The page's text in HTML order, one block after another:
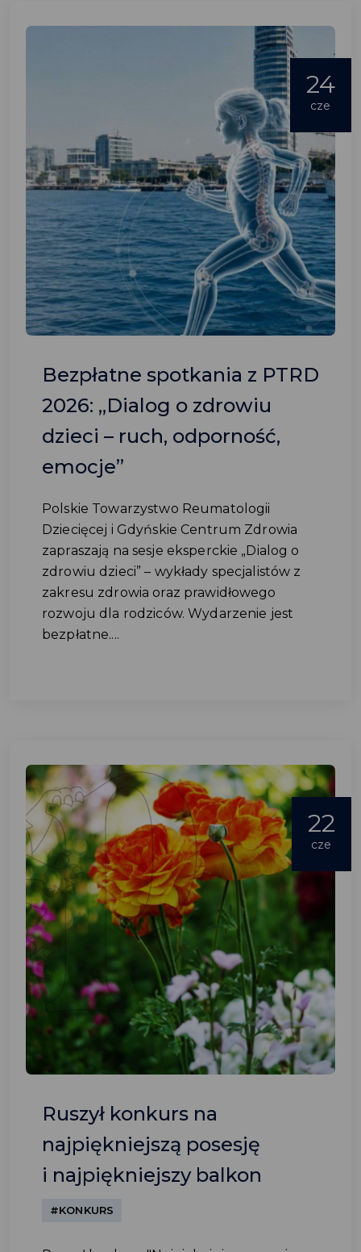
24
cze
Bezpłatne spotkania z PTRD
2026: „Dialog o zdrowiu
dzieci – ruch, odporność,
emocje”
Polskie Towarzystwo Reumatologii
Dziecięcej i Gdyńskie Centrum Zdrowia
zapraszają na sesje eksperckie „Dialog o
zdrowiu dzieci” – wykłady specjalistów z
zakresu zdrowia oraz prawidłowego
rozwoju dla rodziców. Wydarzenie jest
bezpłatne....
22
cze
Ruszył konkurs na
najpiękniejszą posesję
i najpiękniejszy balkon
#KONKURS